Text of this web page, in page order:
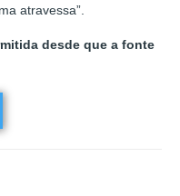
atravessa”.
desde que a fonte